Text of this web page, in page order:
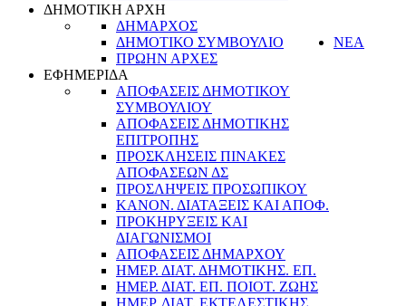
ΔΗΜΟΤΙΚΗ ΑΡΧΗ
ΔΗΜΑΡΧΟΣ
ΔΗΜΟΤΙΚΟ ΣΥΜΒΟΥΛΙΟ
ΠΡΩΗΝ ΑΡΧΕΣ
ΝΕΑ
ΕΦΗΜΕΡΙΔΑ
ΑΠΟΦΑΣΕΙΣ ΔΗΜΟΤΙΚΟΥ
ΣΥΜΒΟΥΛΙΟΥ
ΑΠΟΦΑΣΕΙΣ ΔΗΜΟΤΙΚΗΣ
ΕΠΙΤΡΟΠΗΣ
ΠΡΟΣΚΛΗΣΕΙΣ ΠΙΝΑΚΕΣ
ΑΠΟΦΑΣΕΩΝ ΔΣ
ΠΡΟΣΛΗΨΕΙΣ ΠΡΟΣΩΠΙΚΟΥ
ΚΑΝΟΝ. ΔΙΑΤΑΞΕΙΣ ΚΑΙ ΑΠΟΦ.
ΠΡΟΚΗΡΥΞΕΙΣ ΚΑΙ
ΔΙΑΓΩΝΙΣΜΟΙ
ΑΠΟΦΑΣΕΙΣ ΔΗΜΑΡΧΟΥ
ΗΜΕΡ. ΔΙΑΤ. ΔΗΜΟΤΙΚΗΣ. ΕΠ.
ΗΜΕΡ. ΔΙΑΤ. ΕΠ. ΠΟΙOΤ. ΖΩΗΣ
ΗΜΕΡ. ΔΙΑΤ. ΕΚΤΕΛΕΣΤΙΚΗΣ